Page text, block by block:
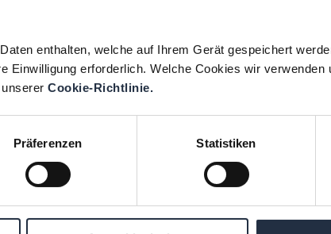
enthalten, welche auf Ihrem Gerät gespeichert
Einwilligung erforderlich. Welche Cookies wir verwenden
Cookie-Richtlinie.
Präferenzen Statistiken
Cleantech-Unternehmen, das sich auf
hat, mit denen Kund:innen Energie